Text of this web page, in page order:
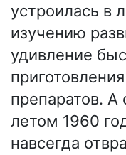
устроилась в
изучению
удивление
препаратов. А
летом 1960
навсегда